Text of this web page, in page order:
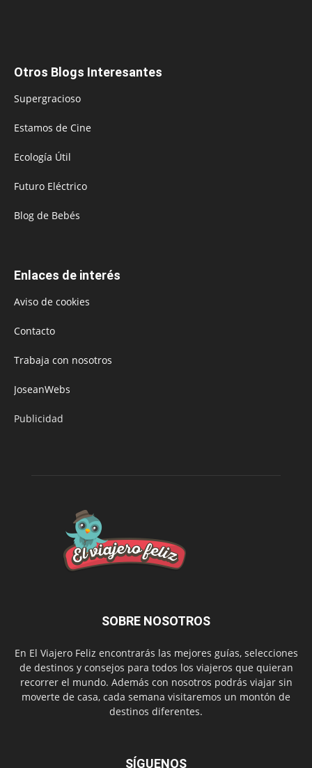
Otros Blogs Interesantes
Supergracioso
Estamos de Cine
Ecología Útil
Futuro Eléctrico
Blog de Bebés
Enlaces de interés
Aviso de cookies
Contacto
Trabaja con nosotros
JoseanWebs
Publicidad
SOBRE NOSOTROS
En El Viajero Feliz encontrarás las mejores guías, selecciones
de destinos y consejos para todos los viajeros que quieran
recorrer el mundo. Además con nosotros podrás viajar sin
moverte de casa, cada semana visitaremos un montón de
destinos diferentes.
SÍGUENOS